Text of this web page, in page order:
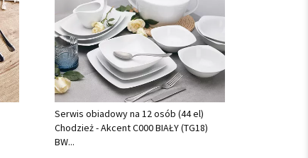
Serwis obiadowy na 12 osób (44 el)
Chodzież - Akcent C000 BIAŁY (TG18)
BW...